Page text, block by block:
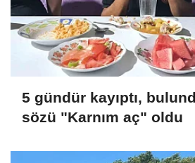
5 gündür kayıptı,
sözü "Karnım aç" oldu